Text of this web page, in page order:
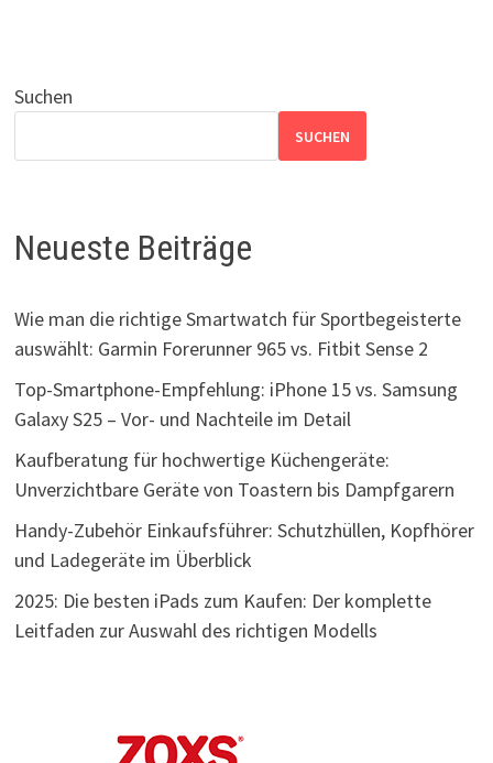
Suchen
SUCHEN
Neueste Beiträge
Wie man die richtige Smartwatch für Sportbegeisterte
auswählt: Garmin Forerunner 965 vs. Fitbit Sense 2
Top-Smartphone-Empfehlung: iPhone 15 vs. Samsung
Galaxy S25 – Vor- und Nachteile im Detail
Kaufberatung für hochwertige Küchengeräte:
Unverzichtbare Geräte von Toastern bis Dampfgarern
Handy-Zubehör Einkaufsführer: Schutzhüllen, Kopfhörer
und Ladegeräte im Überblick
2025: Die besten iPads zum Kaufen: Der komplette
Leitfaden zur Auswahl des richtigen Modells